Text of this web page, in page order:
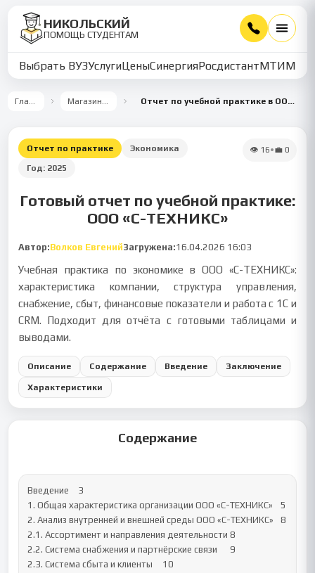
НИКОЛЬСКИЙ
ПОМОЩЬ СТУДЕНТАМ
Выбрать ВУЗУслугиЦеныСинергияРосдистантМТИММУ
Главная Магазин работ Отчет по учебной практике в ООО «С-ТЕХНИКС»
Отчет по практике
Экономика
Год: 2025
👁 16•💼 0
Готовый отчет по учебной практике:
ООО «С-ТЕХНИКС»
Автор:Волков ЕвгенийЗагружена:16.04.2026 16:03
Учебная практика по экономике в ООО «С-ТЕХНИКС»:
характеристика компании, структура управления,
снабжение, сбыт, финансовые показатели и работа с 1С и
CRM. Подходит для отчёта с готовыми таблицами и
выводами.
Описание Содержание Введение Заключение
Характеристики
Содержание
Введение	3
1. Общая характеристика организации ООО «С-ТЕХНИКС»	5
2. Анализ внутренней и внешней среды ООО «С-ТЕХНИКС»	8
2.1. Ассортимент и направления деятельности	8
2.2. Система снабжения и партнёрские связи	9
2.3. Система сбыта и клиенты	10